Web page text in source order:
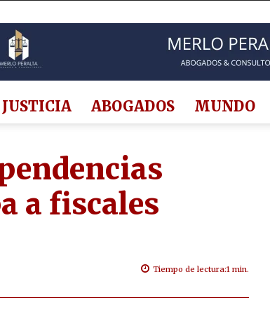
JUSTICIA ABOGADOS MUNDO
a fiscales
Tiempo de lectura:1 min.